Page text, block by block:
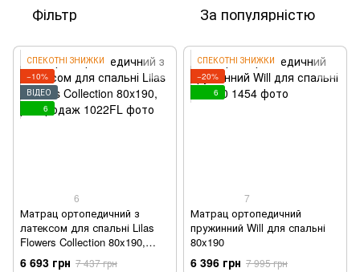
Фільтр За популярністю
СПЕКОТНІ ЗНИЖКИ
−10%
ВІДЕО
6
6
Матрац ортопедичний з
латексом для спальні Lilas
Flowers Collection 80x190,
розпродаж
6 693 грн 7 437 грн
СПЕКОТНІ ЗНИЖКИ
−20%
6
7
Матрац ортопедичний
пружинний Will для спальні
80x190
6 396 грн 7 995 грн